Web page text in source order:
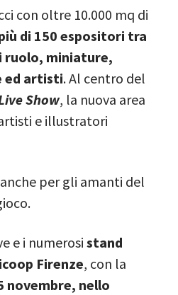
con oltre 10.000 mq di
di 150 espositori tra
ruolo, miniature,
ed artisti. Al centro del
Show, la nuova area
e illustratori
per gli amanti del
e i numerosi stand
Firenze, con la
novembre, nello